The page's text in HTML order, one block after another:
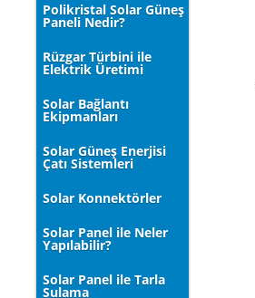
Polikristal Solar Güneş
Paneli Nedir?
Rüzgar Türbini ile
Elektrik Üretimi
Solar Bağlantı
Ekipmanları
Solar Güneş Enerjisi
Çatı Sistemleri
Solar Konnektörler
Solar Panel ile Neler
Yapılabilir?
Solar Panel ile Tarla
Sulama